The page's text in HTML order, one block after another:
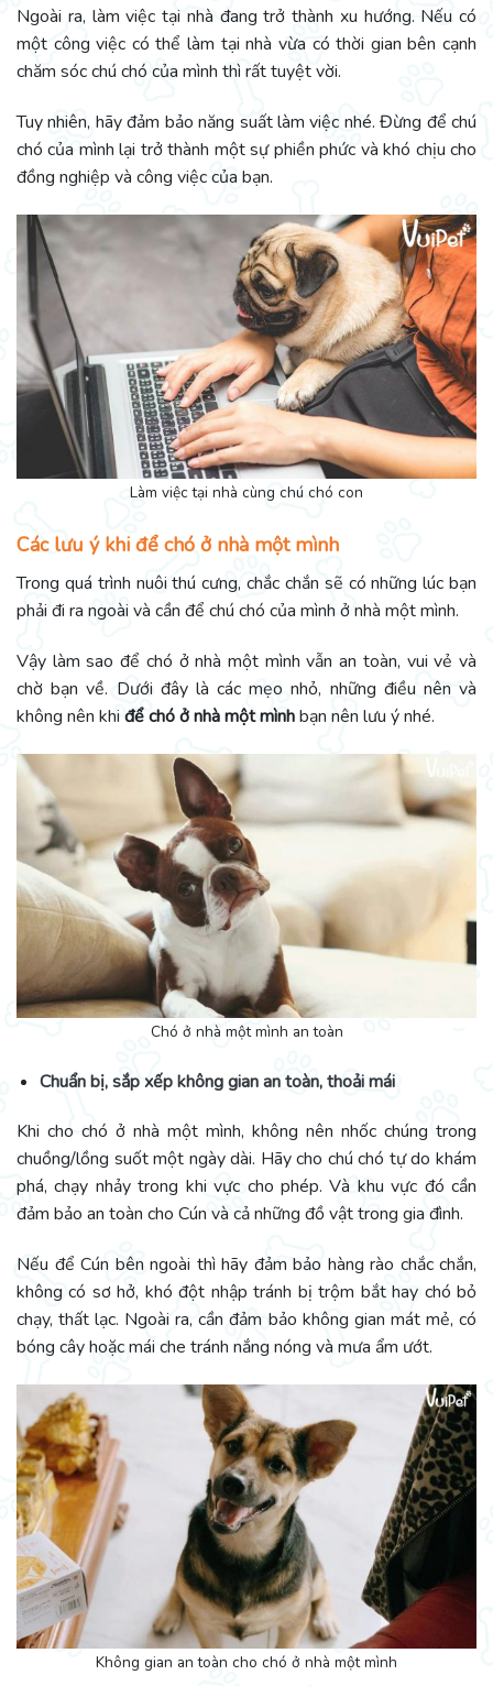
Ngoài ra, làm việc tại nhà đang trở thành xu hướng. Nếu có
một công việc có thể làm tại nhà vừa có thời gian bên cạnh
chăm sóc chú chó của mình thì rất tuyệt vời.
Tuy nhiên, hãy đảm bảo năng suất làm việc nhé. Đừng để chú
chó của mình lại trở thành một sự phiền phức và khó chịu cho
đồng nghiệp và công việc của bạn.
Làm việc tại nhà cùng chú chó con
Các lưu ý khi để chó ở nhà một mình
Trong quá trình nuôi thú cưng, chắc chắn sẽ có những lúc bạn
phải đi ra ngoài và cần để chú chó của mình ở nhà một mình.
Vậy làm sao để chó ở nhà một mình vẫn an toàn, vui vẻ và
chờ bạn về. Dưới đây là các mẹo nhỏ, những điều nên và
không nên khiđể chó ở nhà một mìnhbạn nên lưu ý nhé.
Chó ở nhà một mình an toàn
Chuẩn bị, sắp xếp không gian an toàn, thoải mái
Khi cho chó ở nhà một mình, không nên nhốc chúng trong
chuồng/lồng suốt một ngày dài. Hãy cho chú chó tự do khám
phá, chạy nhảy trong khi vực cho phép. Và khu vực đó cần
đảm bảo an toàn cho Cún và cả những đồ vật trong gia đình.
Nếu để Cún bên ngoài thì hãy đảm bảo hàng rào chắc chắn,
không có sơ hở, khó đột nhập tránh bị trộm bắt hay chó bỏ
chạy, thất lạc. Ngoài ra, cần đảm bảo không gian mát mẻ, có
bóng cây hoặc mái che tránh nắng nóng và mưa ẩm ướt.
Không gian an toàn cho chó ở nhà một mình